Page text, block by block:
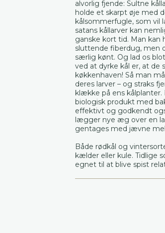
alvorlig fjende: Sultne
holde et skarpt øje med
kålsommerfugle, som vil
satans kållarver kan
ganske kort tid. Man
sluttende fiberdug, men
særlig kønt. Og lad os
ved at dyrke kål er, at de
køkkenhaven! Så man
deres larver – og straks
klække på ens
biologisk produkt med
effektivt og godkendt
lægger nye æg over en
gentages med jævne
Både rødkål og
kælder eller kule. Tidlige
egnet til at blive spist